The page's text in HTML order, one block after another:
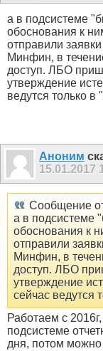
а в подсистеме
обоснования к
отправили
Минфин, в
доступ. ЛБО
утверждение
ведутся только в
Аноним
15.01.2017
Сообщение
а в подсистеме
обоснования к
отправили
Минфин, в
доступ. ЛБО
утверждение
сейчас ведутся
Работаем с
подсистеме
дня, потом можно